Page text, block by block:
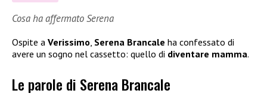
Cosa ha affermato Serena
Ospite a Verissimo, Serena Brancale ha confessato di
avere un sogno nel cassetto: quello di diventare mamma.
Le parole di Serena Brancale